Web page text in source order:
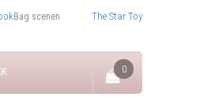
Bag scenen The Star Toy
0